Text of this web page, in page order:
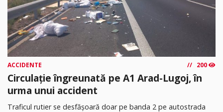
ACCIDENTE 200
Circulație îngreunată pe A1 Arad-Lugoj, în
urma unui accident
Traficul rutier se desfășoară doar pe banda 2 pe autostrada